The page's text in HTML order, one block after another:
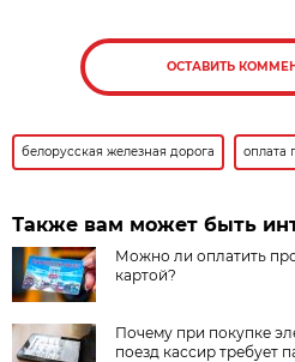
ОСТАВИТЬ
белорусская железная дорога оплата
Также вам может быть
Можно ли оплатить
картой?
Почему при покупке
поезд кассир требует